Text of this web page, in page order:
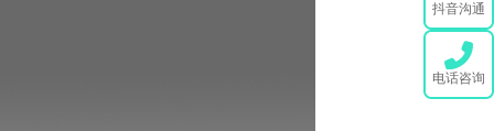
抖音沟通
电话咨询